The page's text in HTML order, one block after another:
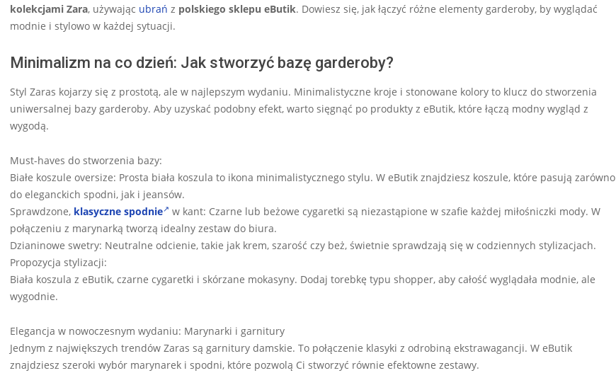
kolekcjami Zara, używając ubrań z polskiego sklepu eButik. Dowiesz się, jak łączyć różne elementy garderoby, by wyglądać
modnie i stylowo w każdej sytuacji.
Minimalizm na co dzień: Jak stworzyć bazę garderoby?
Styl Zaras kojarzy się z prostotą, ale w najlepszym wydaniu. Minimalistyczne kroje i stonowane kolory to klucz do stworzenia
uniwersalnej bazy garderoby. Aby uzyskać podobny efekt, warto sięgnąć po produkty z eButik, które łączą modny wygląd z
wygodą.
Must-haves do stworzenia bazy:
Białe koszule oversize: Prosta biała koszula to ikona minimalistycznego stylu. W eButik znajdziesz koszule, które pasują zarówno
do eleganckich spodni, jak i jeansów.
Sprawdzone, klasyczne spodnie
w kant: Czarne lub beżowe cygaretki są niezastąpione w szafie każdej miłośniczki mody. W
połączeniu z marynarką tworzą idealny zestaw do biura.
Dzianinowe swetry: Neutralne odcienie, takie jak krem, szarość czy beż, świetnie sprawdzają się w codziennych stylizacjach.
Propozycja stylizacji:
Biała koszula z eButik, czarne cygaretki i skórzane mokasyny. Dodaj torebkę typu shopper, aby całość wyglądała modnie, ale
wygodnie.
Elegancja w nowoczesnym wydaniu: Marynarki i garnitury
Jednym z największych trendów Zaras są garnitury damskie. To połączenie klasyki z odrobiną ekstrawagancji. W eButik
znajdziesz szeroki wybór marynarek i spodni, które pozwolą Ci stworzyć równie efektowne zestawy.